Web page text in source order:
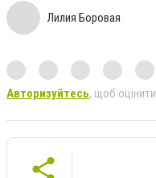
Лилия Боровая
Авторизуйтесь, щоб оцінити